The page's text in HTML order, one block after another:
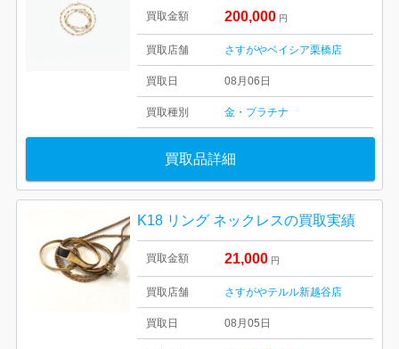
買取金額 200,000 円
買取店舗 さすがやベイシア栗橋店
買取日 08月06日
買取種別 金・プラチナ
買取品詳細
K18 リング ネックレスの買取実績
買取金額 21,000 円
買取店舗 さすがやテルル新越谷店
買取日 08月05日